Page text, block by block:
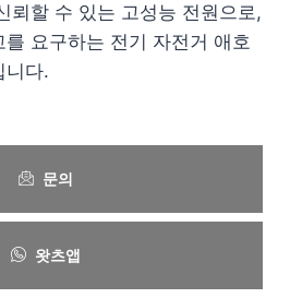
뢰할 수 있는 고성능 전원으로,
요구하는 전기 자전거 애호
니다.
문의
왓츠앱